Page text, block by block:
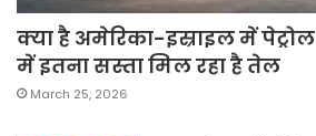
क्या है अमेरिका-इस्राइल में
में इतना सस्ता मिल रहा है तेल
March 25, 2026